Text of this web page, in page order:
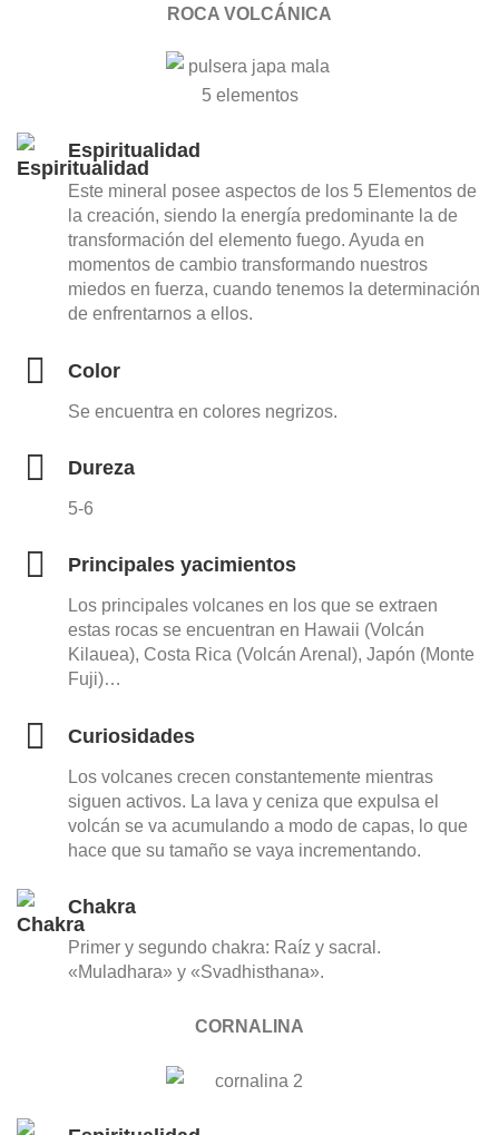
ROCA VOLCÁNICA
Espiritualidad
Este mineral posee aspectos de los 5 Elementos de
la creación, siendo la energía predominante la de
transformación del elemento fuego. Ayuda en
momentos de cambio transformando nuestros
miedos en fuerza, cuando tenemos la determinación
de enfrentarnos a ellos.
Color
Se encuentra en colores negrizos.
Dureza
5-6
Principales yacimientos
Los principales volcanes en los que se extraen
estas rocas se encuentran en Hawaii (Volcán
Kilauea), Costa Rica (Volcán Arenal), Japón (Monte
Fuji)…
Curiosidades
Los volcanes crecen constantemente mientras
siguen activos. La lava y ceniza que expulsa el
volcán se va acumulando a modo de capas, lo que
hace que su tamaño se vaya incrementando.
Chakra
Primer y segundo chakra: Raíz y sacral.
«Muladhara» y «Svadhisthana».
CORNALINA